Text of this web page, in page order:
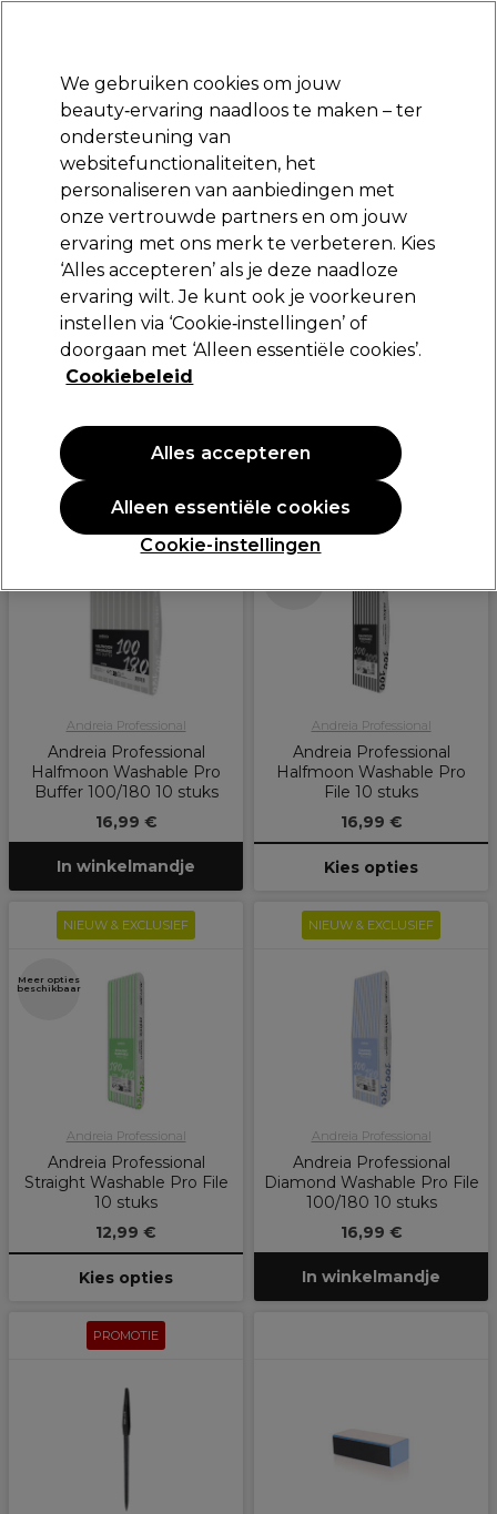
Aanmelden
Merken Deals 🌟 Haar Elektra Beauty
Volgende dag geleverd*
Na verzending, maandag t/m vrijdag
Beauty Nagels Tools en vijlen
Tools en vijlen
Sorteren op:Nieuw
NIEUW & EXCLUSIEF
Andreia Professional
Andreia Professional
Halfmoon Washable Pro
Buffer 100/180 10 stuks
16,99 €
In winkelmandje
NIEUW & EXCLUSIEF
Andreia Professional
Andreia Professional
Halfmoon Washable Pro
File 10 stuks
16,99 €
Kies opties
NIEUW & EXCLUSIEF
Meer opties
beschikbaar
Andreia Professional
Andreia Professional
Straight Washable Pro File
10 stuks
12,99 €
Kies opties
NIEUW & EXCLUSIEF
Andreia Professional
Andreia Professional
Diamond Washable Pro File
100/180 10 stuks
16,99 €
In winkelmandje
PROMOTIE
We gebruiken cookies om jouw
beauty‑ervaring naadloos te maken – ter
ondersteuning van
websitefunctionaliteiten, het
personaliseren van aanbiedingen met
onze vertrouwde partners en om jouw
ervaring met ons merk te verbeteren. Kies
‘Alles accepteren’ als je deze naadloze
ervaring wilt. Je kunt ook je voorkeuren
instellen via ‘Cookie‑instellingen’ of
doorgaan met ‘Alleen essentiële cookies’.
Cookiebeleid
Cookie-instellingen
Alleen essentiële cookies
Alles accepteren